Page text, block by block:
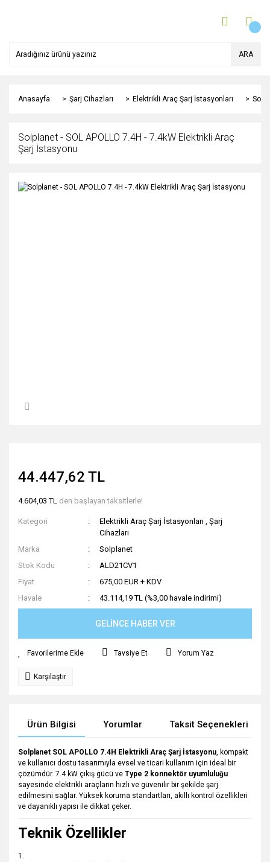
ARA
Anasayfa Şarj Cihazları Elektrikli Araç Şarj İstasyonları
Solplanet - SOL APOLLO 7.4H - 7.4kW Elektrikli Araç
Şarj İstasyonu
44.447,62 TL
4.604,03 TL den başlayan taksitlerle!
Kategori Elektrikli Araç Şarj İstasyonları ,Şarj
Cihazları
Marka
Solplanet
Stok Kodu
ALD21CV1
Fiyat
675,00 EUR + KDV
Havale
43.114,19 TL (%3,00 havale indirimi)
GELİNCE HABER VER
Tavsiye Et Yorum Yaz
Karşılaştır
Ürün Bilgisi Yorumlar Taksit Seçenekleri
Solplanet SOL APOLLO 7.4H Elektrikli Araç Şarj İstasyonu, kompakt
ve kullanıcı dostu tasarımıyla evsel ve ticari kullanım için ideal bir
çözümdür. 7.4 kW çıkış gücü ve Type 2 konnektör uyumluluğu
sayesinde elektrikli araçların hızlı ve güvenilir bir şekilde şarj
edilmesini sağlar. Yüksek koruma standartları, akıllı kontrol özellikleri
ve dayanıklı yapısı ile dikkat çeker.
Teknik Özellikler